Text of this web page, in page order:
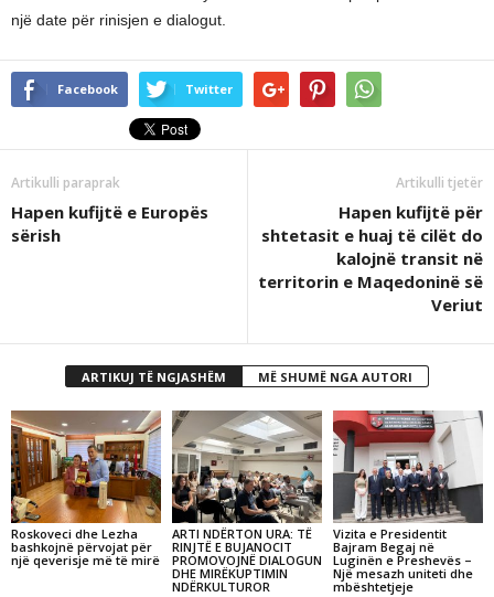
një date për rinisjen e dialogut.
Facebook Twitter
Artikulli paraprak
Hapen kufijtë e Europës
sërish
Artikulli tjetër
Hapen kufijtë për
shtetasit e huaj të cilët do
kalojnë transit në
territorin e Maqedoninë së
Veriut
ARTIKUJ TË NGJASHËM MË SHUMË NGA AUTORI
Roskoveci dhe Lezha
bashkojnë përvojat për
një qeverisje më të mirë
ARTI NDËRTON URA: TË
RINJTË E BUJANOCIT
PROMOVOJNË DIALOGUN
DHE MIRËKUPTIMIN
NDËRKULTUROR
Vizita e Presidentit
Bajram Begaj në
Luginën e Preshevës –
Një mesazh uniteti dhe
mbështetjeje